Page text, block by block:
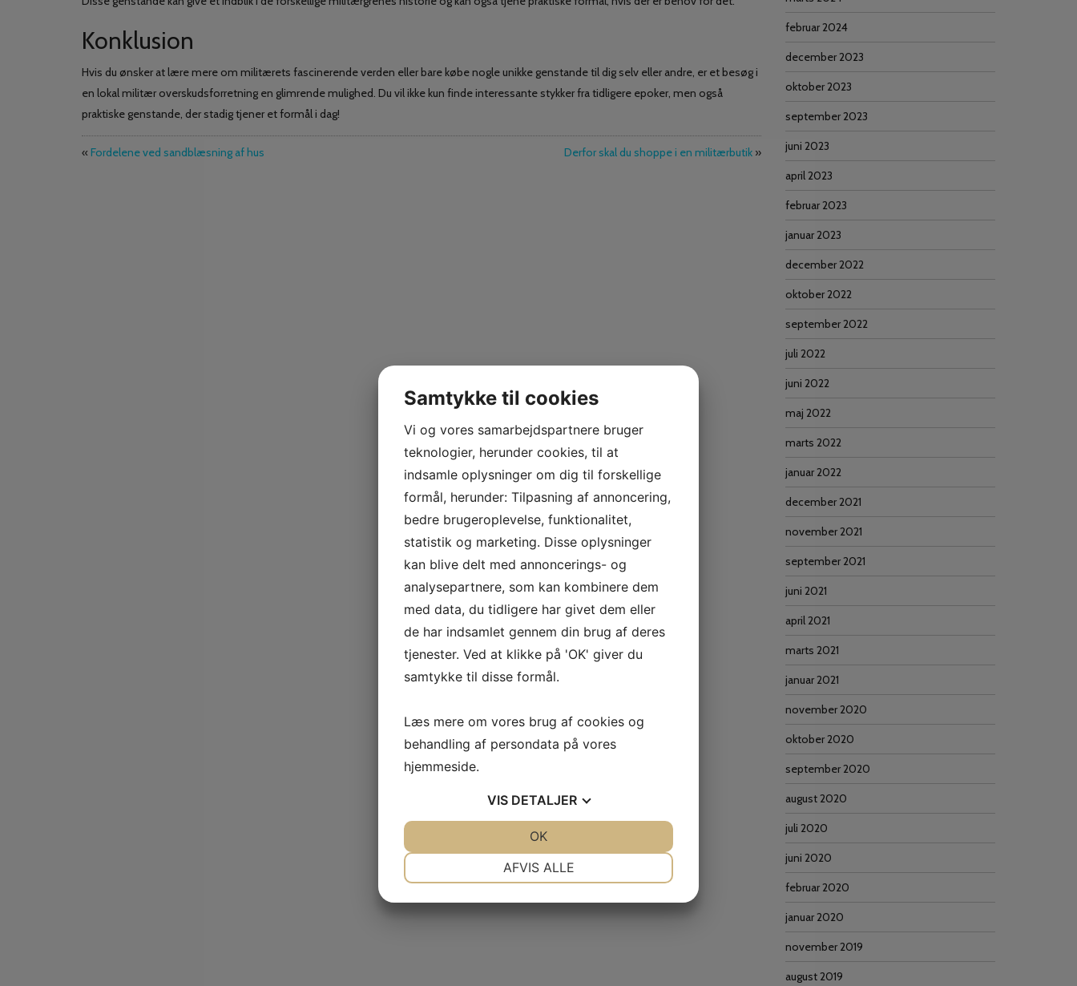
Konklusion
Hvis du ønsker at lære mere om militærets fascinerende verden eller bare købe nogle unikke genstande til dig selv eller andre, er et besøg i
en lokal militær overskudsforretning en glimrende mulighed. Du vil ikke kun finde interessante stykker fra tidligere epoker, men også
praktiske genstande, der stadig tjener et formål i dag!
« Fordelene ved sandblæsning af hus Derfor skal du shoppe i en militærbutik»
februar 2024
december 2023
oktober 2023
september 2023
juni 2023
april 2023
februar 2023
januar 2023
december 2022
oktober 2022
september 2022
juli 2022
juni 2022
maj 2022
marts 2022
januar 2022
december 2021
november 2021
september 2021
juni 2021
april 2021
marts 2021
januar 2021
november 2020
oktober 2020
september 2020
august 2020
juli 2020
juni 2020
februar 2020
januar 2020
november 2019
august 2019
Samtykke til cookies
Vi og vores samarbejdspartnere bruger
teknologier, herunder cookies, til at
indsamle oplysninger om dig til forskellige
formål, herunder: Tilpasning af annoncering,
bedre brugeroplevelse, funktionalitet,
statistik og marketing. Disse oplysninger
kan blive delt med annoncerings- og
analysepartnere, som kan kombinere dem
med data, du tidligere har givet dem eller
de har indsamlet gennem din brug af deres
tjenester. Ved at klikke på 'OK' giver du
samtykke til disse formål.
Læs mere om vores brug af cookies og
behandling af persondata på vores
hjemmeside.
VIS DETALJER
AFVIS ALLE
OK